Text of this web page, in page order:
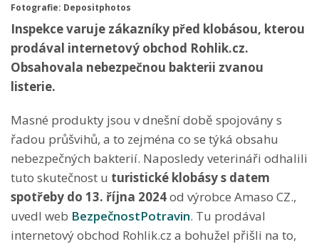
Fotografie: Depositphotos
Inspekce varuje zákazníky před klobásou, kterou
prodával internetový obchod Rohlik.cz.
Obsahovala nebezpečnou bakterii zvanou
listerie.
Masné produkty jsou v dnešní době spojovány s
řadou průšvihů, a to zejména co se týká obsahu
nebezpečných bakterií. Naposledy veterináři odhalili
tuto skutečnost u turistické klobásy s datem
spotřeby do 13. října 2024od výrobce Amaso CZ.,
uvedl web BezpečnostPotravin. Tu prodával
internetový obchod Rohlik.cz a bohužel přišli na to,